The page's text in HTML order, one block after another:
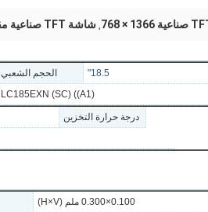
, شاشة TFT صناعية مقاس 18.5 بوصة
الحجم الشعبي 18.5"
LC185EXN (SC) ((A1)
درجة حرارة التخزين
0.100×0.300 ملم (H×V)